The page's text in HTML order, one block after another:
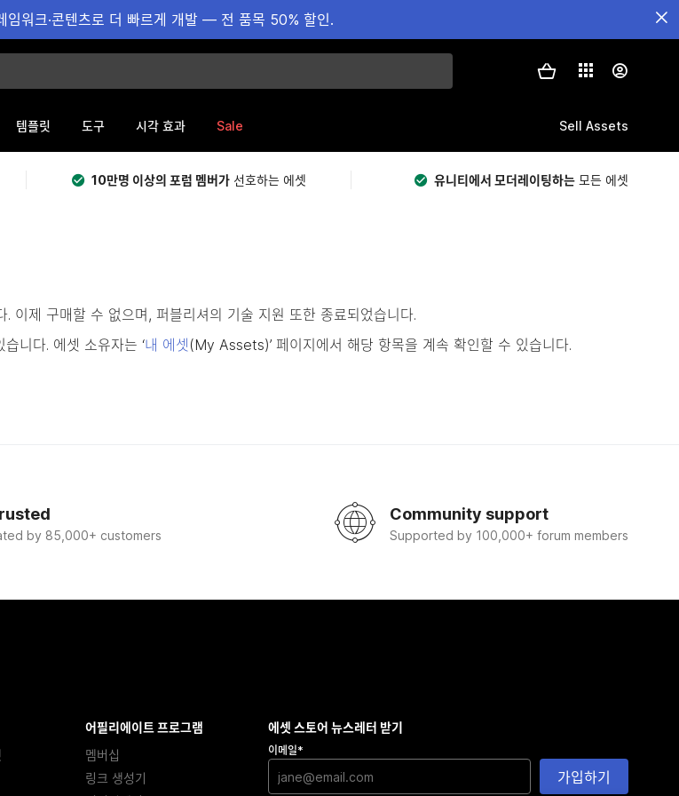
임워크·콘텐츠로 더 빠르게 개발 — 전 품목 50% 할인.
템플릿 도구 시각 효과 Sale Sell Assets
10만명 이상의 포럼 멤버가 선호하는 에셋 유니티에서 모더레이팅하는 모든 에셋
제 구매할 수 없으며, 퍼블리셔의 기술 지원 또한 종료되었습니다.
니다. 에셋 소유자는 ‘내 에셋 (My Assets)’ 페이지에서 해당 항목을 계속 확인할 수 있습니다.
by 85,000+ customers
Community support
Supported by 100,000+ forum members
어필리에이트 프로그램
멤버십
링크 생성기
에셋 스토어 뉴스레터 받기
이메일*
가입하기